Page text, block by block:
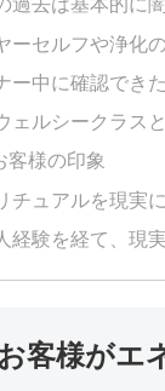
ーセルフや浄化
ー中に確認でき
ェルシークラス
客様の印象
チュアルを現実
経験を経て、現
客様がエ